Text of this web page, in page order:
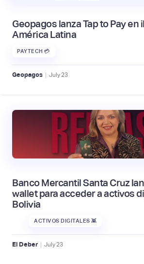
Geopagos lanza Tap to Pay en
América Latina
PAYTECH 💳
Geopagos | July 23
Banco Mercantil Santa Cruz
wallet para acceder a activos
Bolivia
ACTIVOS DIGITALES 👾
El Deber | July 23